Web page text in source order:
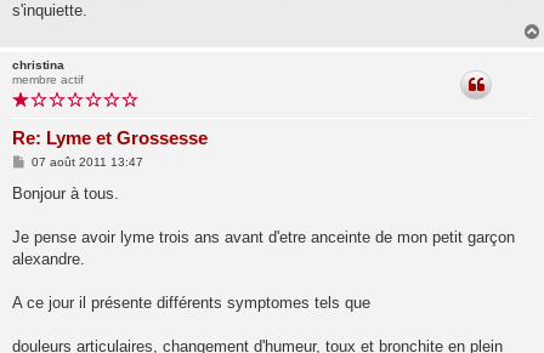
s'inquiette.
christina
membre actif
Re: Lyme et Grossesse
M
s
g
07 août 2011 13:47
Bonjour à tous.
Je pense avoir lyme trois ans avant d'etre anceinte de mon petit garçon
alexandre.
A ce jour il présente différents symptomes tels que
douleurs articulaires, changement d'humeur, toux et bronchite en plein